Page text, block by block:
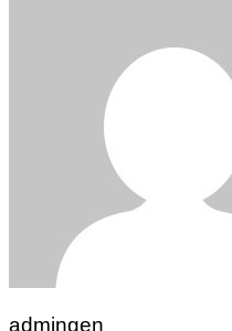
admingen